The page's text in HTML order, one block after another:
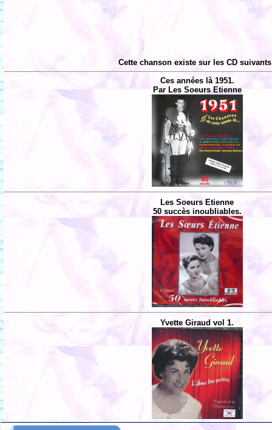
Cette chanson existe sur les CD
Ces années là 1951.
Par Les Soeurs Etienne
Les Soeurs Etienne
50 succès inoubliables.
Yvette Giraud vol 1.